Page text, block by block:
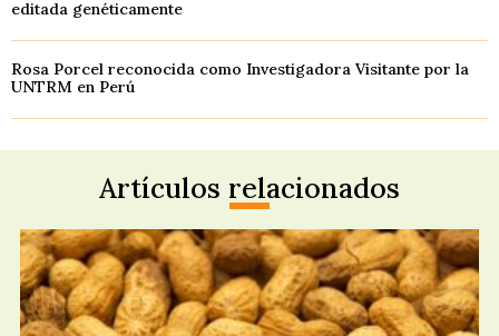
editada genéticamente
Rosa Porcel reconocida como Investigadora Visitante por la
UNTRM en Perú
Artículos relacionados